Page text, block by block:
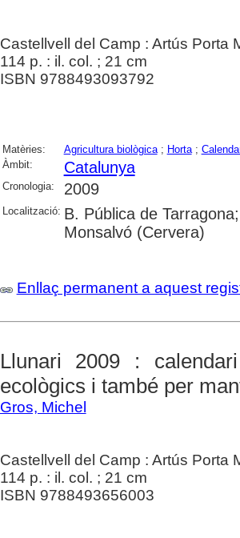
Castellvell del Camp : Artús Porta
114 p. : il. col. ; 21 cm
ISBN 9788493093792
Matèries: Agricultura biològica; Horta;
Àmbit:
Catalunya
Cronologia: 2009
Localització: B. Pública de
Monsalvó (Cervera)
Enllaç permanent a aquest
Llunari 2009 :
ecològics i també per
Gros, Michel
Castellvell del Camp : Artús Porta
114 p. : il. col. ; 21 cm
ISBN 9788493656003